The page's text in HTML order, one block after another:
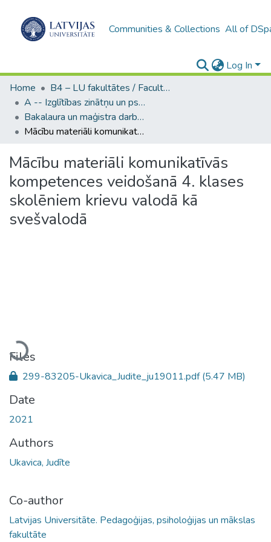
Communities & Collections All of
Log In
Home
B4 – LU fakultātes / Faculties of the UL
A -- Izglītības zinātņu un psiholoģijas fakultāte / Faculty of Education Sciences and Psychology
Bakalaura un maģistra darbi (PPMF) / Bachelor's and Master's theses
Mācību materiāli komunikatīvās kompetences veidošanā 4. klases skolēniem krievu valodā kā svešvalodā
Mācību materiāli komunikatīvās
kompetences veidošanā 4. klases
skolēniem krievu valodā kā
svešvalodā
Loading...
Files
299-83205-Ukavica_Judite_ju19011.pdf(5.47 MB)
Date
2021
Authors
Ukavica, Judīte
Co-author
Latvijas Universitāte. Pedagoģijas, psiholoģijas un mākslas
fakultāte